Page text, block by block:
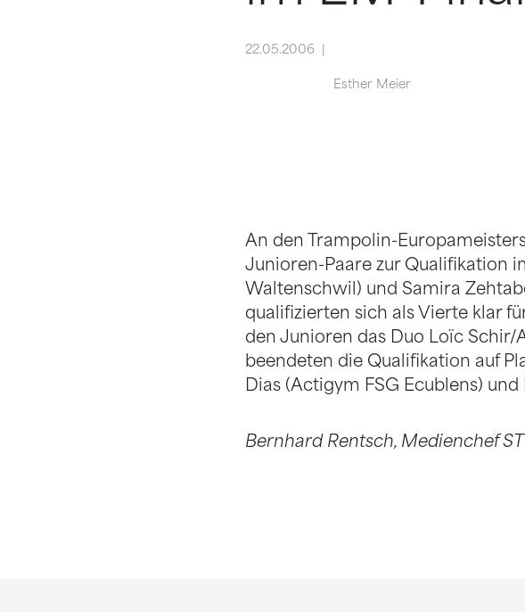
22.05.2006
Esther Meier
An den Trampolin-
Junioren-Paare zur Qualifikation
Waltenschwil) und Samira
qualifizierten sich als Vierte klar
den Junioren das Duo Loïc Schir/
beendeten die Qualifikation auf
Dias (Actigym FSG Ecublens) und
Bernhard Rentsch, Medienchef